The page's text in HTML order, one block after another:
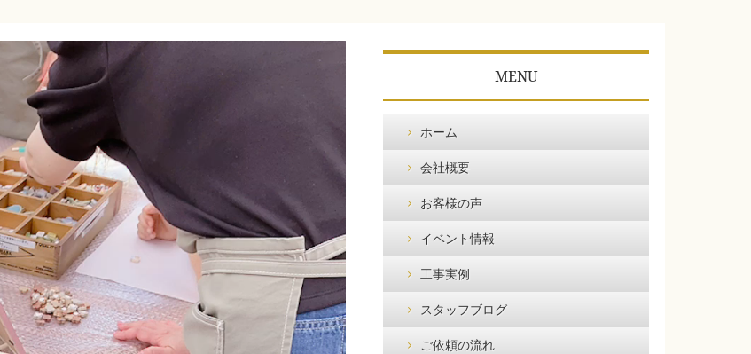
MENU
ホーム
会社概要
お客様の声
イベント情報
工事実例
スタッフブログ
ご依頼の流れ